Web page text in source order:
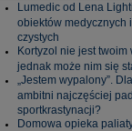
Lumedic od Lena
obiektów medycznych
czystych
Kortyzol nie jest
jednak może nim się
„Jestem wypalony”.
ambitni najczęściej
sportkrastynacji?
Domowa opieka